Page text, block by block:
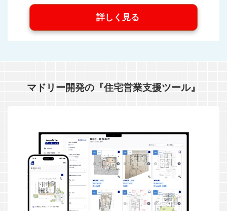
詳しく見る
マドリー開発の『住宅営業支援ツール』